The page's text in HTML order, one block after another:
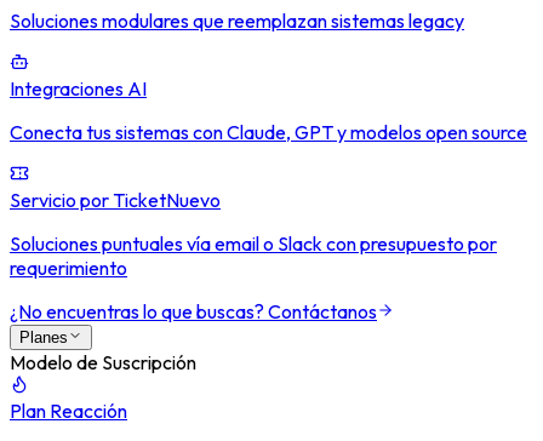
Soluciones modulares que reemplazan sistemas legacy
Integraciones AI
Conecta tus sistemas con Claude, GPT y modelos open source
Servicio por TicketNuevo
Soluciones puntuales vía email o Slack con presupuesto por
requerimiento
¿No encuentras lo que buscas? Contáctanos
Planes
Modelo de Suscripción
Plan Reacción